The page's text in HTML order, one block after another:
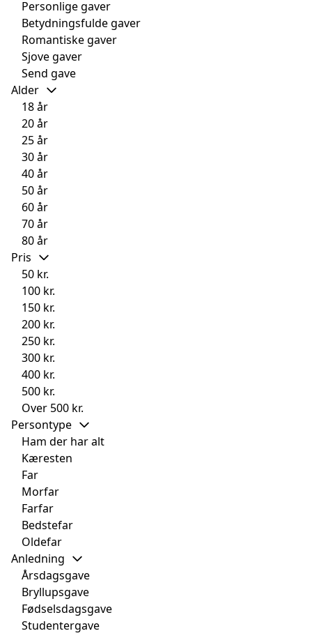
Personlige gaver
Betydningsfulde gaver
Romantiske gaver
Sjove gaver
Send gave
Alder
18 år
20 år
25 år
30 år
40 år
50 år
60 år
70 år
80 år
Pris
50 kr.
100 kr.
150 kr.
200 kr.
250 kr.
300 kr.
400 kr.
500 kr.
Over 500 kr.
Persontype
Ham der har alt
Kæresten
Far
Morfar
Farfar
Bedstefar
Oldefar
Anledning
Årsdagsgave
Bryllupsgave
Fødselsdagsgave
Studentergave